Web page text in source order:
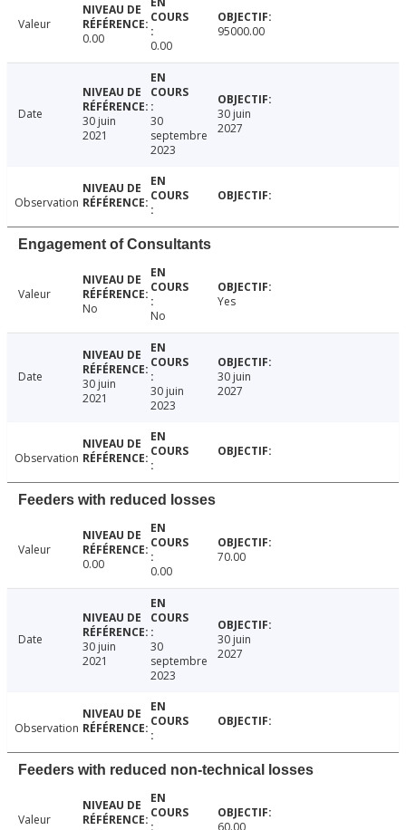
Valeur
0.00
0.00
95000.00
Date
30 juin
2021
30
septembre
2023
30 juin
2027
Observation
Engagement of Consultants
Valeur
No
No
Yes
Date
30 juin
2021
30 juin
2023
30 juin
2027
Observation
Feeders with reduced losses
Valeur
0.00
0.00
70.00
Date
30 juin
2021
30
septembre
2023
30 juin
2027
Observation
Feeders with reduced non-technical losses
Valeur
60.00